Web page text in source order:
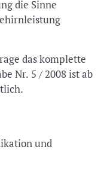
die Sinne
das komplette
Nr. 5 / 2008 ist ab